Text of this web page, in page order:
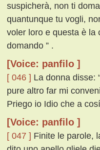
suspicherà, non ti
quantunque tu vogli,
voler loro e questa è la
domando ” .
[Voice: panfilo ]
[ 046 ] La donna disse:
pure altro far mi
Priego io Idio che a
[Voice: panfilo ]
[ 047 ] Finite le parole,